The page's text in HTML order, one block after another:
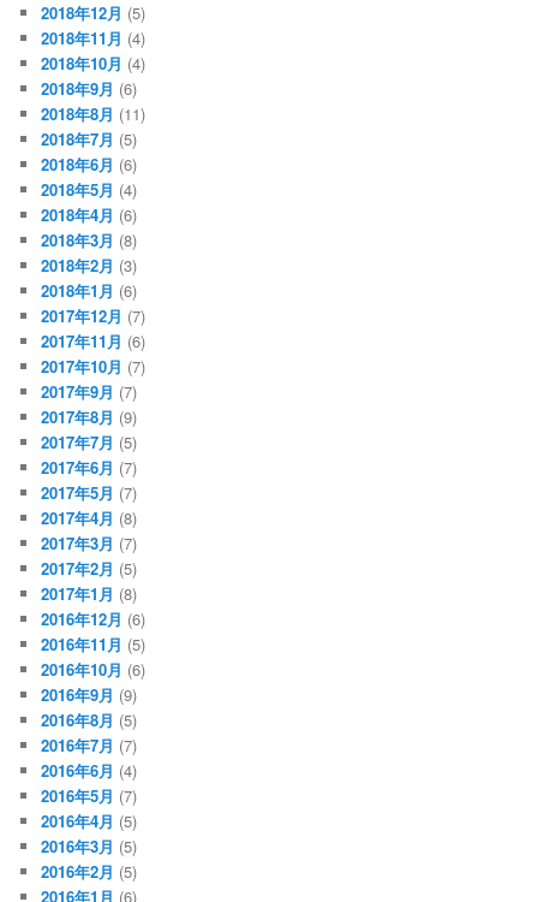
2018年12月 (5)
2018年11月 (4)
2018年10月 (4)
2018年9月 (6)
2018年8月 (11)
2018年7月 (5)
2018年6月 (6)
2018年5月 (4)
2018年4月 (6)
2018年3月 (8)
2018年2月 (3)
2018年1月 (6)
2017年12月 (7)
2017年11月 (6)
2017年10月 (7)
2017年9月 (7)
2017年8月 (9)
2017年7月 (5)
2017年6月 (7)
2017年5月 (7)
2017年4月 (8)
2017年3月 (7)
2017年2月 (5)
2017年1月 (8)
2016年12月 (6)
2016年11月 (5)
2016年10月 (6)
2016年9月 (9)
2016年8月 (5)
2016年7月 (7)
2016年6月 (4)
2016年5月 (7)
2016年4月 (5)
2016年3月 (5)
2016年2月 (5)
2016年1月 (6)